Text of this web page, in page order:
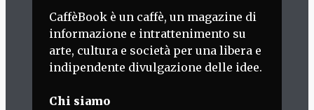
CaffèBook è un caffè, un magazine di
informazione e intrattenimento su
arte, cultura e società per una libera e
indipendente divulgazione delle idee.
Chi siamo